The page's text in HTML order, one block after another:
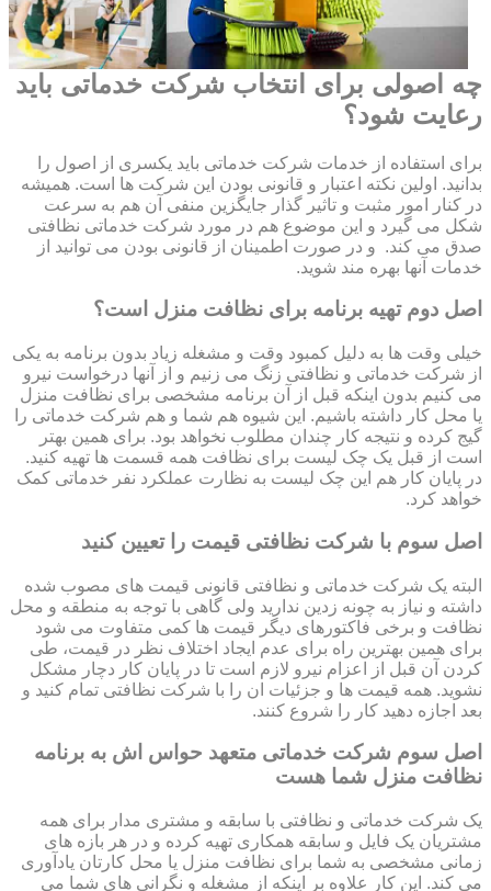
چه اصولی برای انتخاب شرکت خدماتی باید
رعایت شود؟
برای استفاده از خدمات شرکت خدماتی باید یکسری از اصول را
بدانید. اولین نکته اعتبار و قانونی بودن این شرکت ها است. همیشه
در کنار امور مثبت و تاثیر گذار جایگزین منفی آن هم به سرعت
شکل می گیرد و این موضوع هم در مورد شرکت خدماتی نظافتی
صدق می کند. و در صورت اطمینان از قانونی بودن می توانید از
خدمات آنها بهره مند شوید.
اصل دوم تهیه برنامه برای نظافت منزل است؟
خیلی وقت ها به دلیل کمبود وقت و مشغله زیاد بدون برنامه به یکی
از شرکت خدماتی و نظافتی زنگ می زنیم و از آنها درخواست نیرو
می کنیم بدون اینکه قبل از آن برنامه مشخصی برای نظافت منزل
یا محل کار داشته باشیم. این شیوه هم شما و هم شرکت خدماتی را
گیج کرده و نتیجه کار چندان مطلوب نخواهد بود. برای همین بهتر
است از قبل یک چک لیست برای نظافت همه قسمت ها تهیه کنید.
در پایان کار هم این چک لیست به نظارت عملکرد نفر خدماتی کمک
خواهد کرد.
اصل سوم با شرکت نظافتی قیمت را تعیین کنید
البته یک شرکت خدماتی و نظافتی قانونی قیمت های مصوب شده
داشته و نیاز به چونه زدین ندارید ولی گاهی با توجه به منطقه و محل
نظافت و برخی فاکتورهای دیگر قیمت ها کمی متفاوت می شود
برای همین بهترین راه برای عدم ایجاد اختلاف نظر در قیمت، طی
کردن آن قبل از اعزام نیرو لازم است تا در پایان کار دچار مشکل
نشوید. همه قیمت ها و جزئیات ان را با شرکت نظافتی تمام کنید و
بعد اجازه دهید کار را شروع کنند.
اصل سوم شرکت خدماتی متعهد حواس اش به برنامه
نظافت منزل شما هست
یک شرکت خدماتی و نظافتی با سابقه و مشتری مدار برای همه
مشتریان یک فایل و سابقه همکاری تهیه کرده و در هر بازه های
زمانی مشخصی به شما برای نظافت منزل یا محل کارتان یادآوری
می کند. این کار علاوه بر اینکه از مشغله و نگرانی های شما می